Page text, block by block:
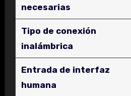
necesarias
Tipo de conexión
inalámbrica
Entrada de interfaz
humana